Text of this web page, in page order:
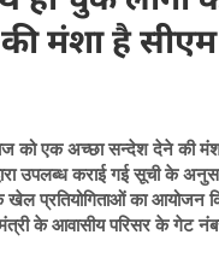
है सीएम
को एक अच्छा सन्देश देने की
उपलब्ध कराई गई सूची के
का आयोजन
के आवासीय परिसर के गेट